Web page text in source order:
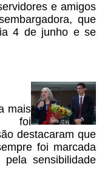
e amigos
que
4 de junho e se
mais
foi
destacaram que
foi marcada
sensibilidade